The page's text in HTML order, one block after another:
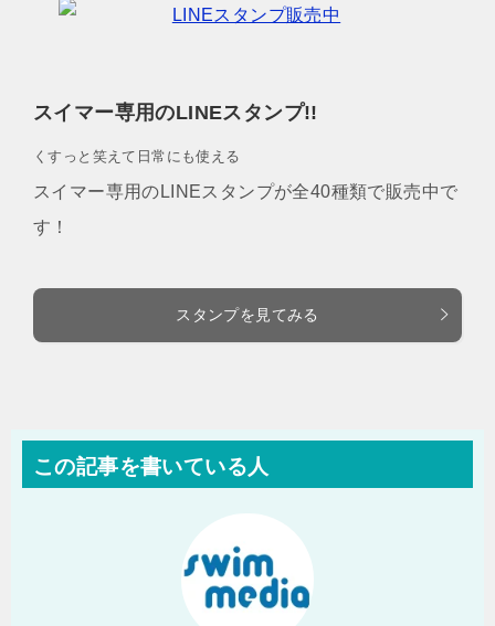
スイマー専用のLINEスタンプ!!
くすっと笑えて日常にも使える
スイマー専用のLINEスタンプが全40種類で販売中で
す！
スタンプを見てみる
この記事を書いている人